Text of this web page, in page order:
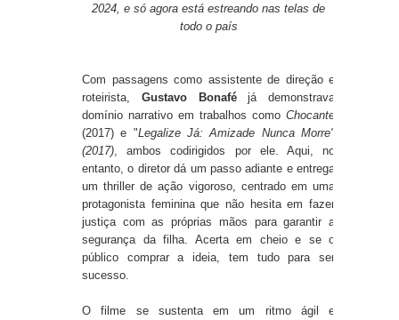
2024, e só agora está estreando nas telas de
todo o país
Com passagens como assistente de direção e
roteirista, Gustavo Bonaféjá demonstrava
domínio narrativo em trabalhos como Chocante
(2017) e "Legalize Já: Amizade Nunca Morre"
(2017) , ambos codirigidos por ele. Aqui, no
entanto, o diretor dá um passo adiante e entrega
umthriller de ação vigoroso, centrado em uma
protagonista feminina que não hesita em fazer
justiça com as próprias mãos para garantir a
segurança da filha. Acerta em cheio e se o
público comprar a ideia, tem tudo para ser
sucesso.
O filme se sustenta em um ritmo ágil e